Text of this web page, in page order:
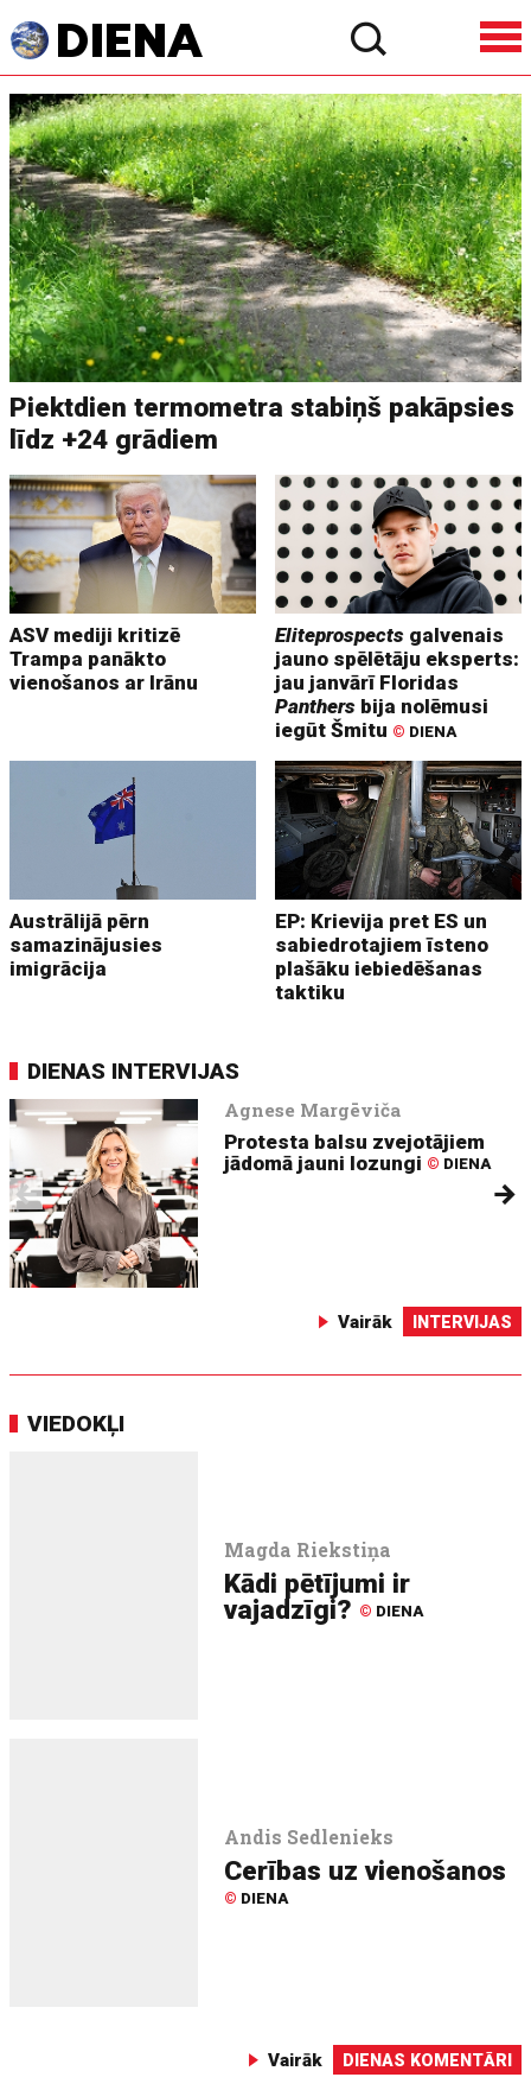
Piektdien termometra stabiņš pakāpsies
līdz +24 grādiem
ASV mediji kritizē
Trampa panākto
vienošanos ar Irānu
Eliteprospects galvenais
jauno spēlētāju eksperts:
jau janvārī Floridas
Panthers bija nolēmusi
iegūt Šmitu © DIENA
Austrālijā pērn
samazinājusies
imigrācija
EP: Krievija pret ES un
sabiedrotajiem īsteno
plašāku iebiedēšanas
taktiku
DIENAS INTERVIJAS
Agnese Margēviča
Protesta balsu zvejotājiem
jādomā jauni lozungi © DIENA
Vairāk INTERVIJAS
VIEDOKĻI
Magda Riekstiņa
Kādi pētījumi ir
vajadzīgi? © DIENA
Andis Sedlenieks
Cerības uz vienošanos
© DIENA
Vairāk DIENAS KOMENTĀRI